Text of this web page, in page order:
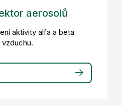
aerosolů
aktivity alfa a beta